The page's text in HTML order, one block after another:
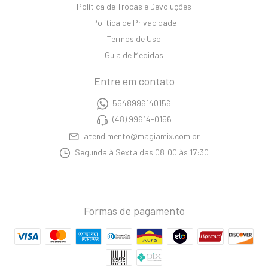
Política de Trocas e Devoluções
Política de Privacidade
Termos de Uso
Guia de Medidas
Entre em contato
5548996140156
(48) 99614-0156
atendimento@magiamix.com.br
Segunda à Sexta das 08:00 às 17:30
Formas de pagamento